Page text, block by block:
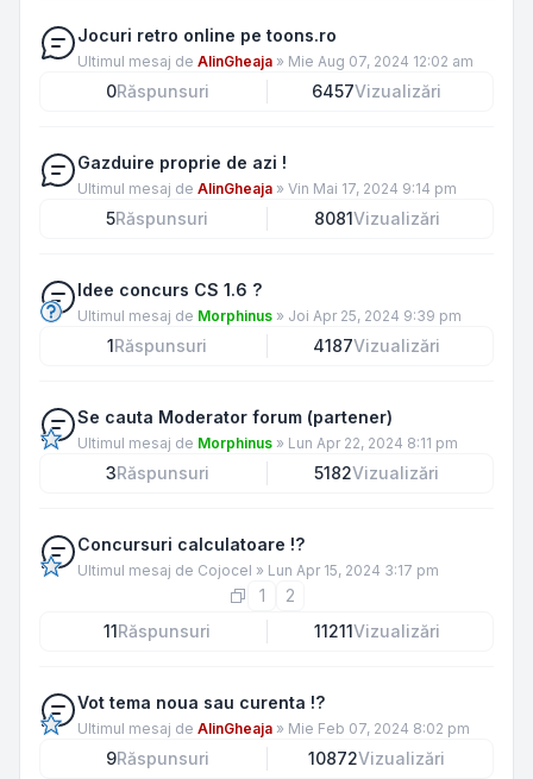
Jocuri retro online pe toons.ro
Ultimul mesaj de AlinGheaja » Mie Aug 07, 2024 12:02 am
0Răspunsuri 6457Vizualizări
Gazduire proprie de azi !
Ultimul mesaj de AlinGheaja » Vin Mai 17, 2024 9:14 pm
5Răspunsuri 8081Vizualizări
Idee concurs CS 1.6 ?
Ultimul mesaj de Morphinus » Joi Apr 25, 2024 9:39 pm
1Răspunsuri 4187Vizualizări
Se cauta Moderator forum (partener)
Ultimul mesaj de Morphinus » Lun Apr 22, 2024 8:11 pm
3Răspunsuri 5182Vizualizări
Concursuri calculatoare !?
Ultimul mesaj de Cojocel » Lun Apr 15, 2024 3:17 pm
1
2
11Răspunsuri 11211Vizualizări
Vot tema noua sau curenta !?
Ultimul mesaj de AlinGheaja » Mie Feb 07, 2024 8:02 pm
9Răspunsuri 10872Vizualizări